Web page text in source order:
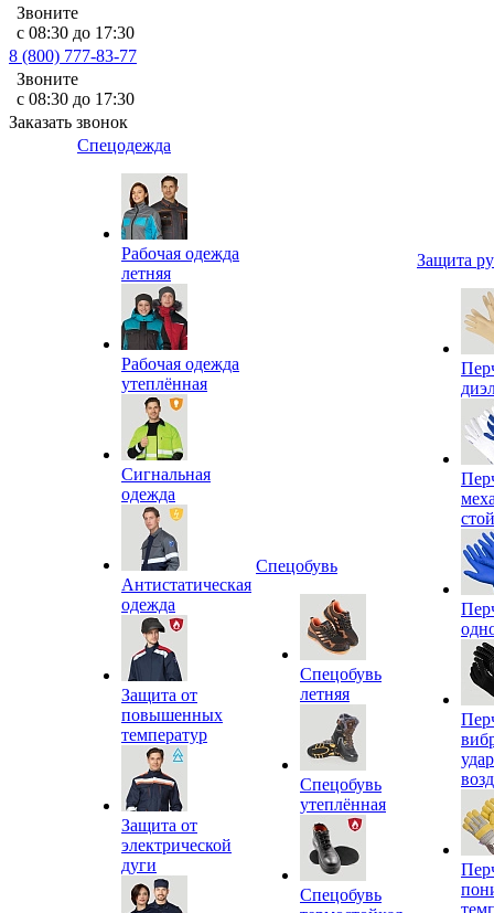
Звоните
с 08:30 до 17:30
8 (800) 777-83-77
Звоните
с 08:30 до 17:30
Заказать звонок
Спецодежда
Рабочая одежда
летняя
Рабочая одежда
утеплённая
Сигнальная
одежда
Антистатическая
одежда
Защита от
повышенных
температур
Защита от
электрической
дуги
Спецобувь
Спецобувь
летняя
Спецобувь
утеплённая
Спецобувь
Защита